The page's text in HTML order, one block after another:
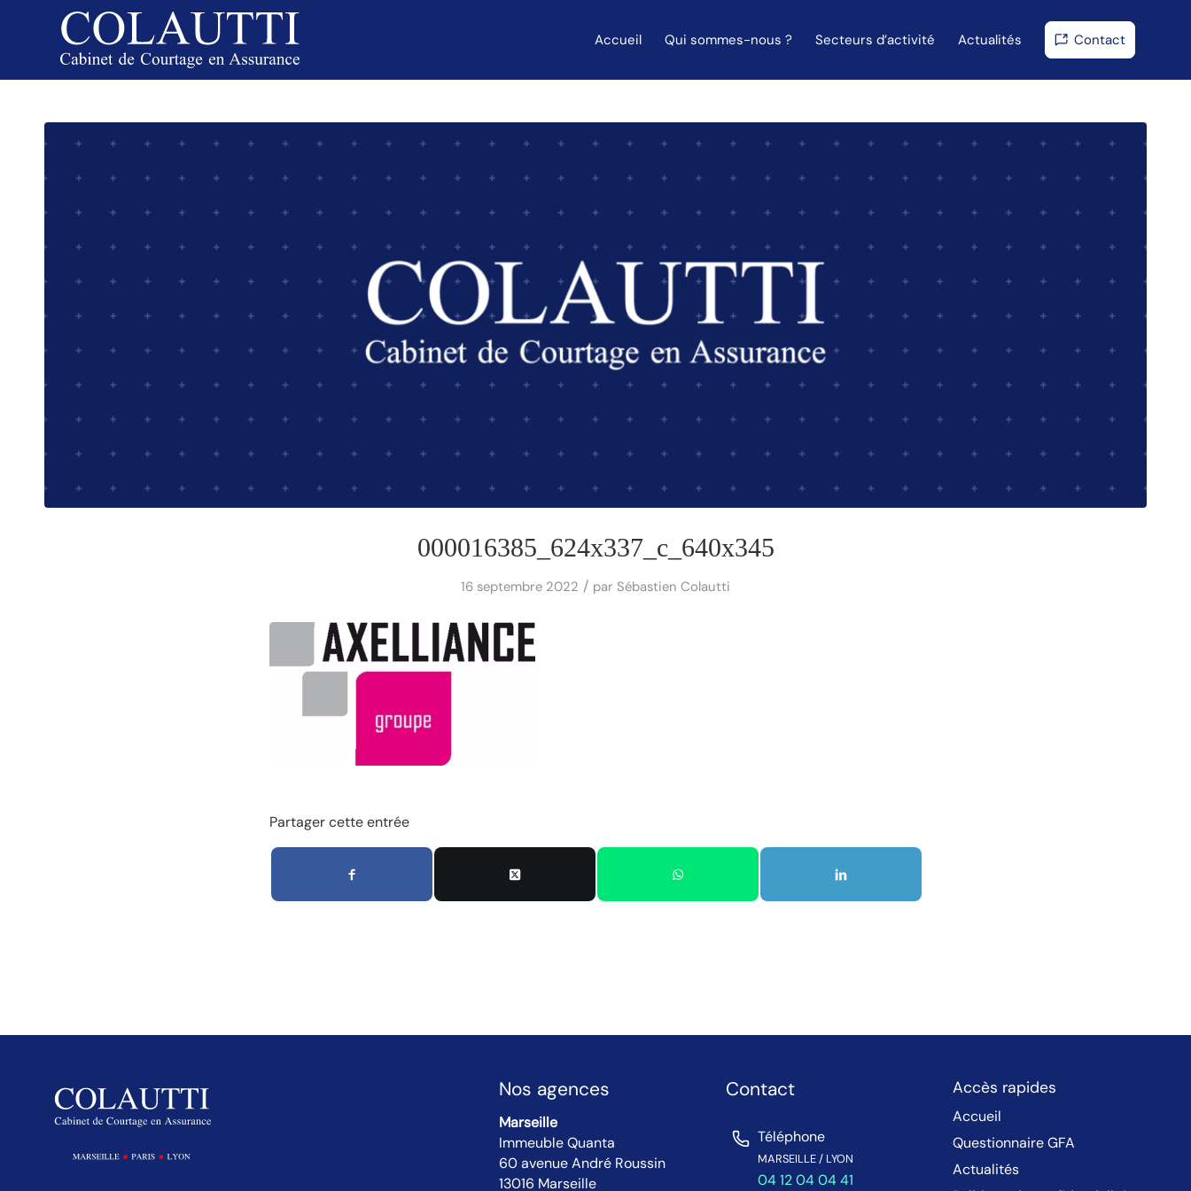
Accueil Qui sommes-nous ? Secteurs d’activité Actualités Contact
000016385_624x337_c_640x345
16 septembre 2022 / par Sébastien Colautti
Partager cette entrée
Nos agences
Marseille
Immeuble Quanta
60 avenue André Roussin
13016 Marseille
Contact
Téléphone
MARSEILLE / LYON
04 12 04 04 41
Accès rapides
Accueil
Questionnaire GFA
Actualités